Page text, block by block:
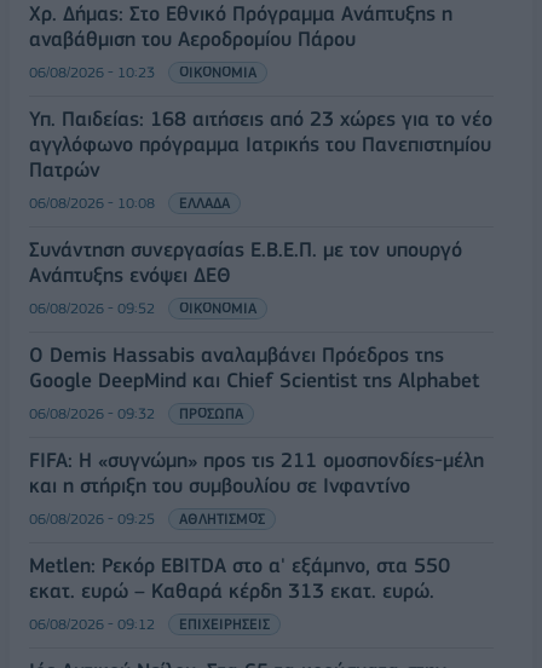
Χρ. Δήμας: Στο Εθνικό Πρόγραμμα Ανάπτυξης η
αναβάθμιση του Αεροδρομίου Πάρου
06/08/2026 - 10:23 ΟΙΚΟΝΟΜΙΑ
Υπ. Παιδείας: 168 αιτήσεις από 23 χώρες για το νέο
αγγλόφωνο πρόγραμμα Ιατρικής του Πανεπιστημίου
Πατρών
06/08/2026 - 10:08 ΕΛΛΑΔΑ
Συνάντηση συνεργασίας Ε.Β.Ε.Π. με τον υπουργό
Ανάπτυξης ενόψει ΔΕΘ
06/08/2026 - 09:52 ΟΙΚΟΝΟΜΙΑ
Ο Demis Hassabis αναλαμβάνει Πρόεδρος της
Google DeepMind και Chief Scientist της Alphabet
06/08/2026 - 09:32 ΠΡΟΣΩΠΑ
FIFA: Η «συγνώμη» προς τις 211 ομοσπονδίες-μέλη
και η στήριξη του συμβουλίου σε Ινφαντίνο
06/08/2026 - 09:25 ΑΘΛΗΤΙΣΜΟΣ
Metlen: Ρεκόρ EBITDA στο α' εξάμηνο, στα 550
εκατ. ευρώ – Καθαρά κέρδη 313 εκατ. ευρώ.
06/08/2026 - 09:12 ΕΠΙΧΕΙΡΗΣΕΙΣ